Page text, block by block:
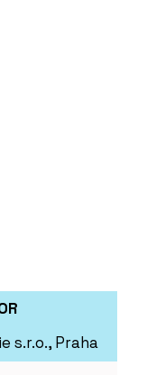
s.r.o., Praha